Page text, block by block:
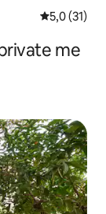
Vlerësimi
5,0 (31)
me